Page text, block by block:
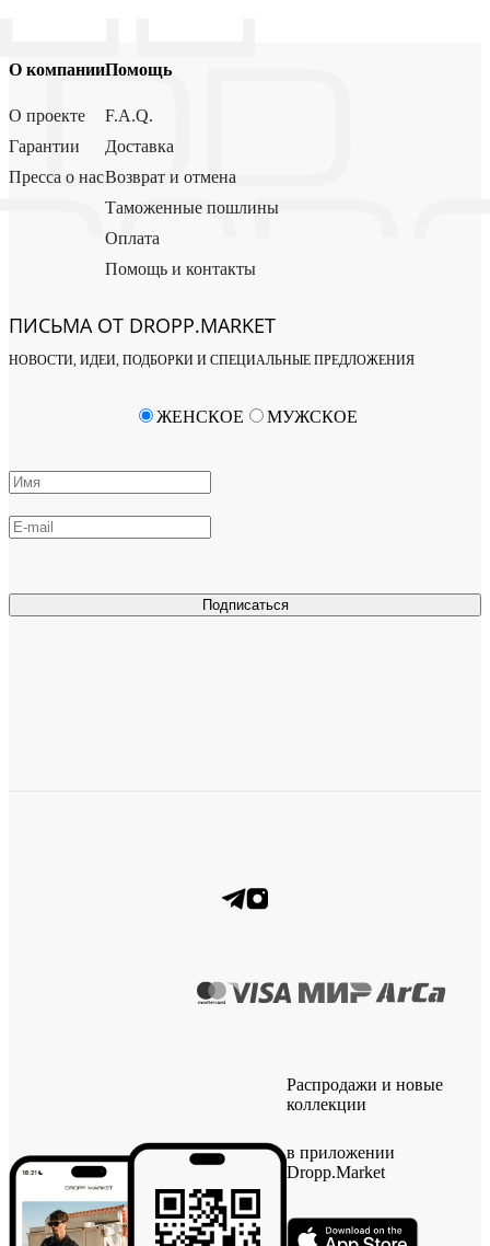
О компании
О проекте
Гарантии
Пресса о нас
Помощь
F.A.Q.
Доставка
Возврат и отмена
Таможенные пошлины
Оплата
Помощь и контакты
ПИСЬМА ОТ DROPP.MARKET
НОВОСТИ, ИДЕИ, ПОДБОРКИ И СПЕЦИАЛЬНЫЕ ПРЕДЛОЖЕНИЯ
Подписаться
ЖЕНСКОЕ МУЖСКОЕ
Распродажи и новые
коллекции
в приложении
Dropp.Market